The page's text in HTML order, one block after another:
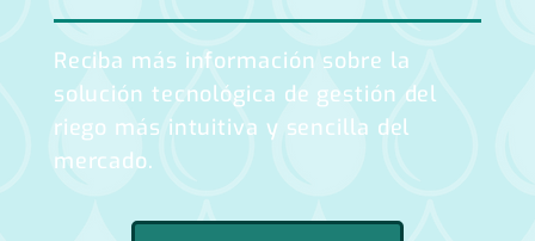
Reciba más información sobre la
solución tecnológica de gestión del
riego más intuitiva y sencilla del
mercado.